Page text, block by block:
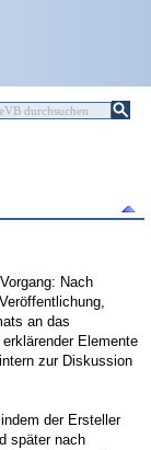
Nach
an das
Elemente
zur Diskussion
der Ersteller
später nach